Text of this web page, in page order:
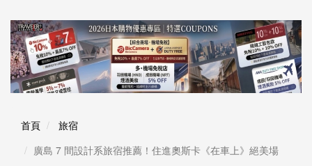
首頁
旅宿
廣島 7 間設計系旅宿推薦！住進奧斯卡《在車上》絕美場